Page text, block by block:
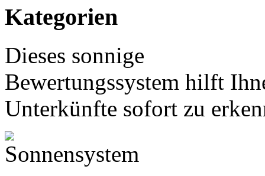
Kategorien
Dieses sonnige
Bewertungssystem hilft
Unterkünfte sofort zu